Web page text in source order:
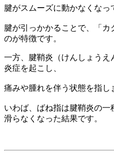
腱がスムーズに動かなくなっ
腱が引っかかることで、「カ
のが特徴です。
一方、腱鞘炎（けんしょう
炎症を起こし、
痛みや腫れを伴う状態を指し
いわば、ばね指は腱鞘炎の
滑らなくなった結果です。